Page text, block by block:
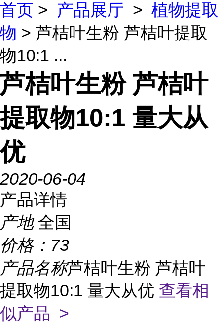
首页 > 产品展厅 > 植物提取
物 > 芦桔叶生粉 芦桔叶提取
物10:1 ...
芦桔叶生粉 芦桔叶
提取物10:1 量大从
优
2020-06-04
产品详情
产地 全国
价格： 73
产品名称芦桔叶生粉 芦桔叶
提取物10:1 量大从优 查看相
似产品 >